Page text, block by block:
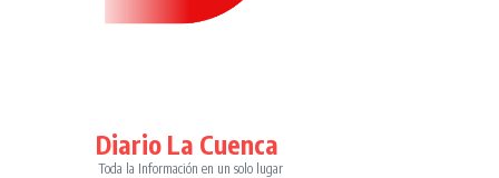
Diario La Cuenca
Toda la Información en un solo lugar